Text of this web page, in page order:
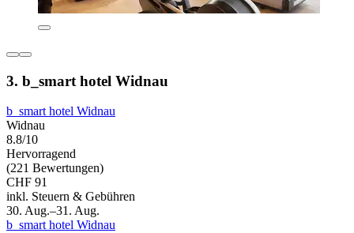
3. b_smart hotel Widnau
b_smart hotel Widnau
Widnau
8.8/10
Hervorragend
(221 Bewertungen)
CHF 91
inkl. Steuern & Gebühren
30. Aug.–31. Aug.
b_smart hotel Widnau